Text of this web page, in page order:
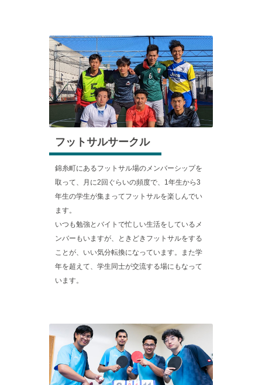
フットサルサークル
錦糸町にあるフットサル場のメンバーシップを
取って、月に2回ぐらいの頻度で、1年生から3
年生の学生が集まってフットサルを楽しんでい
ます。
いつも勉強とバイトで忙しい生活をしているメ
ンバーもいますが、ときどきフットサルをする
ことが、いい気分転換になっています。また学
年を超えて、学生同士が交流する場にもなって
います。